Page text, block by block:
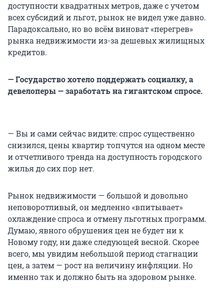
доступности квадратных метров, даже с учетом
всех субсидий и льгот, рынок не видел уже давно.
Парадоксально, но во всём виноват «перегрев»
рынка недвижимости из-за дешевых жилищных
кредитов.
— Государство хотело поддержать социалку, а
девелоперы — заработать на гигантском спросе.
— Вы и сами сейчас видите: спрос существенно
снизился, цены квартир топчутся на одном месте
и отчетливого тренда на доступность городского
жилья до сих пор нет.
Рынок недвижимости — большой и довольно
неповоротливый, он медленно «впитывает»
охлаждение спроса и отмену льготных программ.
Думаю, явного обрушения цен не будет ни к
Новому году, ни даже следующей весной. Скорее
всего, мы увидим небольшой период стагнации
цен, а затем — рост на величину инфляции. Но
именно так и должно быть на здоровом рынке.